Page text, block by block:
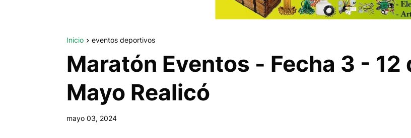
Inicio eventos deportivos
Maratón Eventos - Fecha 3 - 12
Mayo Realicó
mayo 03, 2024